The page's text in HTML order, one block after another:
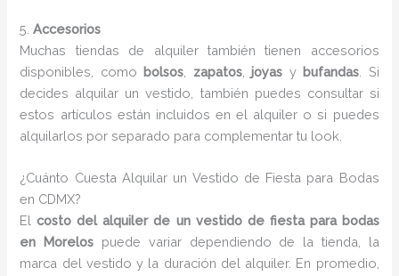
5.Accesorios
Muchas tiendas de alquiler también tienen accesorios
disponibles, como bolsos zapatos,joyas y bufandas . Si
decides alquilar un vestido, también puedes consultar si
estos artículos están incluidos en el alquiler o si puedes
alquilarlos por separado para complementar tu look.
¿Cuánto Cuesta Alquilar un Vestido de Fiesta para Bodas
en CDMX?
Elcosto del alquiler de un vestido de fiesta para bodas
en Morelos puede variar dependiendo de la tienda, la
marca del vestido y la duración del alquiler. En promedio,